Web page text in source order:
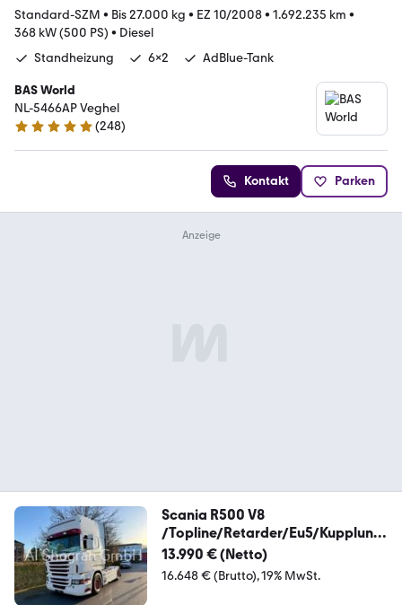
Standard-SZM • Bis 27.000 kg • EZ 10/2008• 1.692.235 km •
368 kW (500 PS) • Diesel
Standheizung
6x2 AdBlue-Tank
BAS World
NL-5466AP Veghel
4.8 Sterne
(248)
Kontakt Parken
Scania R500 V8
/Topline/Retarder/Eu5/Kupplung
Problem
13.990 € (Netto)
16.648 € (Brutto) 19% MwSt.